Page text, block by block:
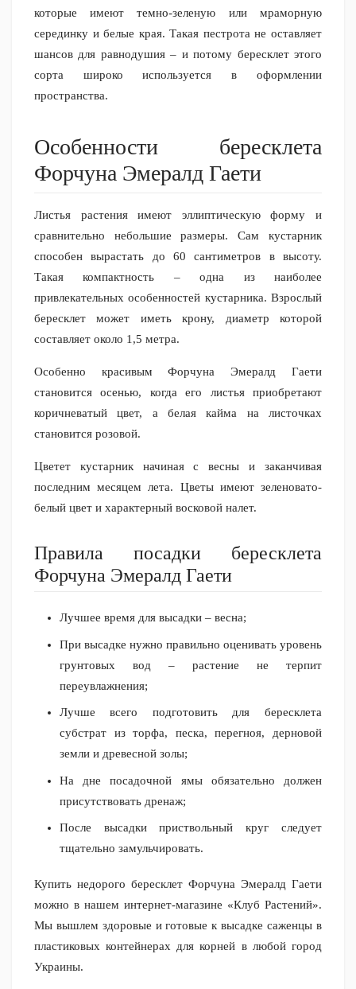
которые имеют темно-зеленую или мраморную
серединку и белые края. Такая пестрота не оставляет
шансов для равнодушия – и потому бересклет этого
сорта широко используется в оформлении
пространства.
Особенности бересклета
Форчуна Эмералд Гаети
Листья растения имеют эллиптическую форму и
сравнительно небольшие размеры. Сам кустарник
способен вырастать до 60 сантиметров в высоту.
Такая компактность – одна из наиболее
привлекательных особенностей кустарника. Взрослый
бересклет может иметь крону, диаметр которой
составляет около 1,5 метра.
Особенно красивым Форчуна Эмералд Гаети
становится осенью, когда его листья приобретают
коричневатый цвет, а белая кайма на листочках
становится розовой.
Цветет кустарник начиная с весны и заканчивая
последним месяцем лета. Цветы имеют зеленовато-
белый цвет и характерный восковой налет.
Правила посадки бересклета
Форчуна Эмералд Гаети
Лучшее время для высадки – весна;
При высадке нужно правильно оценивать уровень
грунтовых вод – растение не терпит
переувлажнения;
Лучше всего подготовить для бересклета
субстрат из торфа, песка, перегноя, дерновой
земли и древесной золы;
На дне посадочной ямы обязательно должен
присутствовать дренаж;
После высадки приствольный круг следует
тщательно замульчировать.
Купить недорого бересклет Форчуна Эмералд Гаети
можно в нашем интернет-магазине «Клуб Растений».
Мы вышлем здоровые и готовые к высадке саженцы в
пластиковых контейнерах для корней в любой город
Украины.